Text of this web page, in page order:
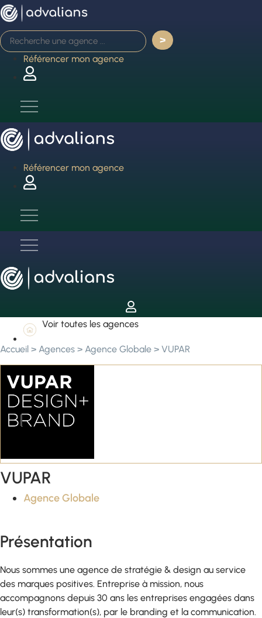
Aller
au
contenu
Référencer mon agence
Référencer mon agence
Voir toutes les agences
Accueil > Agences > Agence Globale > VUPAR
VUPAR
Agence Globale
Présentation
Nous sommes une agence de stratégie & design au service
des marques positives. Entreprise à mission, nous
accompagnons depuis 30 ans les entreprises engagées dans
leur(s) transformation(s), par le branding et la communication.